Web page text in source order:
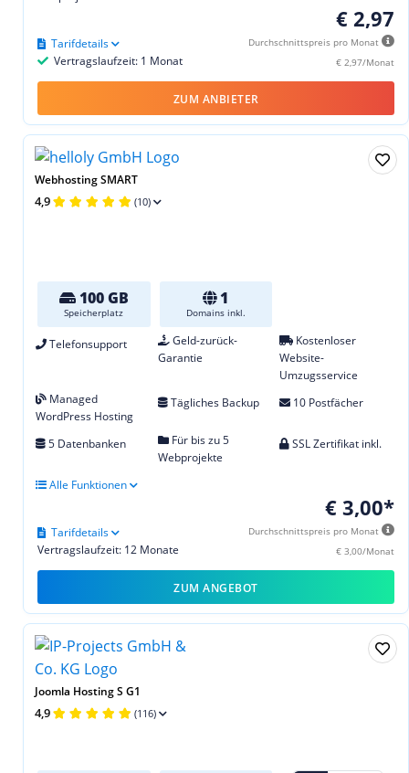
€ 2,97
Durchschnittspreis pro Monat
€ 2,97/Monat
Vertragslaufzeit: 1 Monat
Tarifdetails
ZUM ANBIETER
Webhosting SMART
4,9 (10)
100 GB
Speicherplatz
1
Domains inkl.
Telefonsupport
Geld-zurück-
Garantie
Kostenloser
Website-
Umzugsservice
Managed
WordPress Hosting
Tägliches Backup 10 Postfächer
5 Datenbanken
Für bis zu 5
Webprojekte
SSL Zertifikat inkl.
Alle Funktionen
€ 3,00*
Durchschnittspreis pro Monat
€ 3,00/Monat
Vertragslaufzeit: 12 Monate
Tarifdetails
ZUM ANGEBOT
Joomla Hosting S G1
4,9 (116)